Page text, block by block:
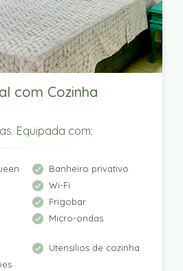
com Cozinha
Equipada com:
Banheiro privativo
Wi-Fi
Frigobar
Micro-ondas
Utensílios de cozinha